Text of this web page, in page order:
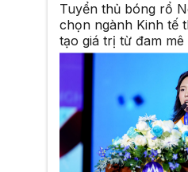
Tuyển thủ bóng rổ
chọn ngành Kinh tế
tạo giá trị từ đam mê